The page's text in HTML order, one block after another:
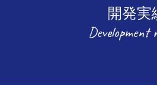
開発実
Development